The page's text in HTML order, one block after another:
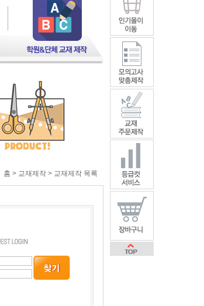
홈 > 교재제작 > 교재제작 목록